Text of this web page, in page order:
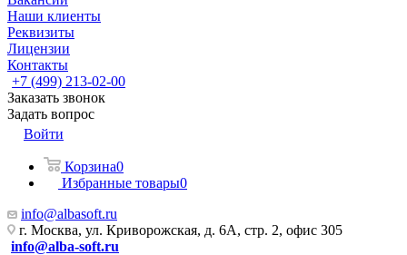
Наши клиенты
Реквизиты
Лицензии
Контакты
+7 (499) 213-02-00
Заказать звонок
Задать вопрос
Войти
Корзина0
Избранные товары0
info@albasoft.ru
г. Москва, ул. Криворожская, д. 6А, стр. 2, офис 305
info@alba-soft.ru